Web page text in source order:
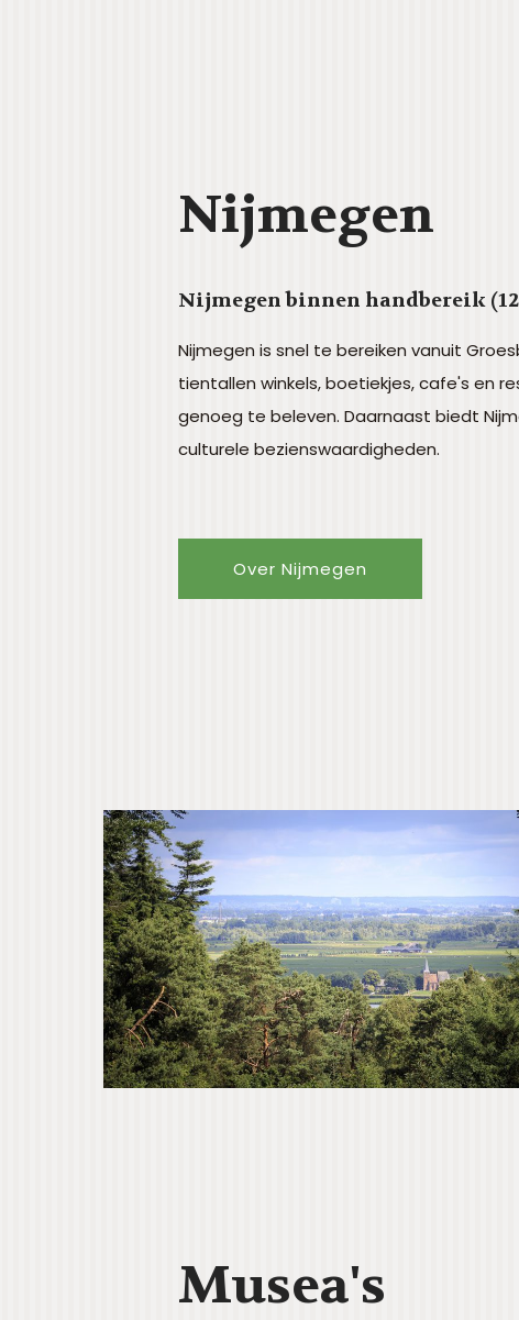
Nijmegen
Nijmegen binnen handbereik
Nijmegen is snel te bereiken vanuit
tientallen winkels, boetiekjes, cafe's en
genoeg te beleven. Daarnaast biedt
culturele bezienswaardigheden.
Over Nijmegen
Musea's